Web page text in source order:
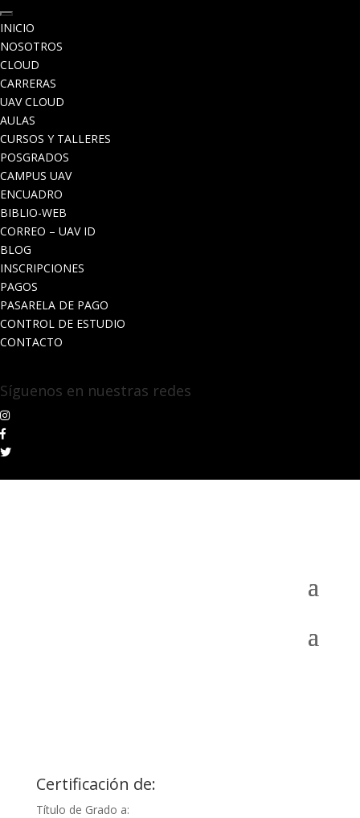
INICIO
NOSOTROS
CLOUD
CARRERAS
UAV CLOUD
AULAS
CURSOS Y TALLERES
POSGRADOS
CAMPUS UAV
ENCUADRO
BIBLIO-WEB
CORREO – UAV ID
BLOG
INSCRIPCIONES
PAGOS
PASARELA DE PAGO
CONTROL DE ESTUDIO
CONTACTO
Síguenos en nuestras redes
Certificación de:
Título de Grado a: